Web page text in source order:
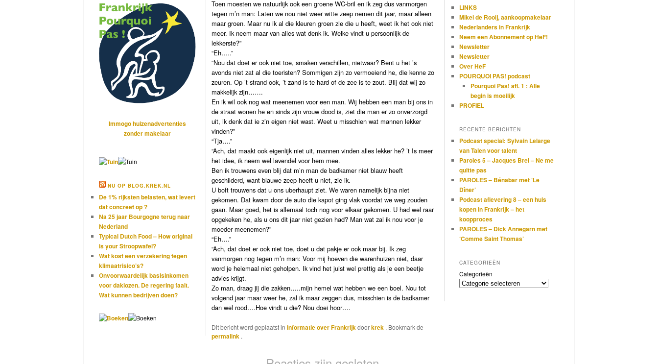
Toen moesten we natuurlijk ook een groene WC-bril en ik zeg dus vanmorgen
tegen m’n man: Laten we nou niet weer witte zeep nemen dit jaar, maar alleen
maar groen. Maar nu ik al die kleuren groen zie die u heeft, weet ik het ook niet
meer. Ik neem maar van alles wat denk ik. Welke vindt u persoonlijk de
lekkerste?”
“Eh…..”
“Nou dat doet er ook niet toe, smaken verschillen, nietwaar? Bent u het ’s
avonds niet zat al die toeristen? Sommigen zijn zo vermoeiend he, die kenne zo
zeuren. Op ’t strand ook, ’t zand is te hard of de zee is te zout. Blij dat wij zo
makkelijk zijn…….
En ik wil ook nog wat meenemen voor een man. Wij hebben een man bij ons in
de straat wonen he en sinds zijn vrouw dood is, ziet die man er zo onverzorgd
uit, ik denk dat ie z’n eigen niet wast. Weet u misschien wat mannen lekker
vinden?”
“Tja….”
“Ach, dat maakt ook eigenlijk niet uit, mannen vinden alles lekker he? ’t Is meer
het idee, ik neem wel lavendel voor hem mee.
Ben ik trouwens even blij dat m’n man de badkamer niet blauw heeft
geschilderd, want blauwe zeep heeft u niet, zie ik.
U boft trouwens dat u ons uberhaupt ziet. We waren namelijk bijna niet
gekomen. Dat kwam door de auto die kapot ging vlak voordat we weg zouden
gaan. Maar goed, het is allemaal toch nog voor elkaar gekomen. U had wel raar
opgekeken he, als u ons dit jaar niet gezien had? Man wat zal ik nou voor je
moeder meenemen?”
“Eh….”
“Ach, dat doet er ook niet toe, doet u dat pakje er ook maar bij. Ik zeg
vanmorgen nog tegen m’n man: Voor mij hoeven die warenhuizen niet, daar
word je helemaal niet geholpen. Ik vind het juist wel prettig als je een beetje
advies krijgt.
Zo man, draag jij die zakken…..mijn hemel wat hebben we een boel. Nou tot
volgend jaar maar weer he, zal ik maar zeggen dus, misschien is de badkamer
dan wel rood….Hoe vindt u die? Nou doei hoor….
Dit bericht werd geplaatst inInformatie over Frankrijkdoorkrek . Bookmark de
permalink .
Immogo huizenadvertenties
zonder makelaar
NU OP BLOG.KREK.NL
De 1% rijksten belasten, wat levert
dat concreet op ?
Na 25 jaar Bourgogne terug naar
Nederland
Typical Dutch Food – How original
is your Stroopwafel?
Wat kost een verzekering tegen
klimaatrisico’s?
Onvoorwaardelijk basisinkomen
voor daklozen. De regering faalt.
Wat kunnen bedrijven doen?
LINKS
Mikel de Rooij, aankoopmakelaar
Nederlanders in Frankrijk
Neem een Abonnement op HeF!
Newsletter
Newsletter
Over HeF
POURQUOI PAS! podcast
Pourquoi Pas! afl. 1 : Alle
begin is moeilijk
PROFIEL
RECENTE BERICHTEN
Podcast special: Sylvain Lelarge
van Talen voor talent
Paroles 5 – Jacques Brel – Ne me
quitte pas
PAROLES – Bénabar met ‘Le
Dîner’
Podcast aflevering 8 – een huis
kopen in Frankrijk – het
koopproces
PAROLES – Dick Annegarn met
‘Comme Saint Thomas’
CATEGORIEËN
Categorieën